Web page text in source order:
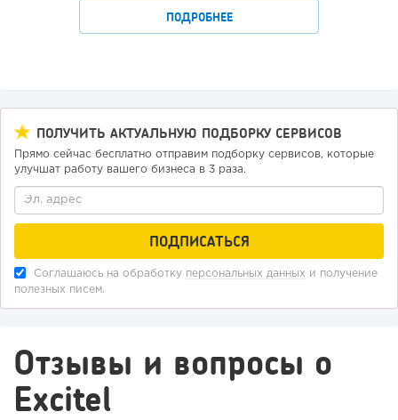
ПОДРОБНЕЕ
ПОЛУЧИТЬ АКТУАЛЬНУЮ ПОДБОРКУ СЕРВИСОВ
Прямо сейчас бесплатно отправим подборку сервисов, которые
улучшат работу вашего бизнеса в 3 раза.
Соглашаюсь на обработку персональных данных и получение
полезных писем.
Отзывы и вопросы о
Excitel